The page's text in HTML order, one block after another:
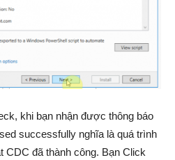
khi bạn nhận được thông báo
successfully nghĩa là quá trình
CDC đã thành công. Bạn Click